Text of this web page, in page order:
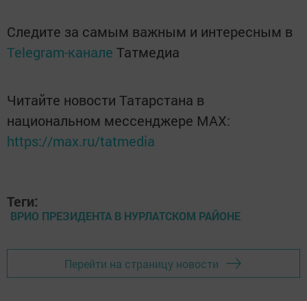
Следите за самым важным и интересным в
Telegram-канале Татмедиа
Читайте новости Татарстана в
национальном мессенджере MАХ:
https://max.ru/tatmedia
Теги:
ВРИО ПРЕЗИДЕНТА В НУРЛАТСКОМ РАЙОНЕ
Перейти на страницу новости